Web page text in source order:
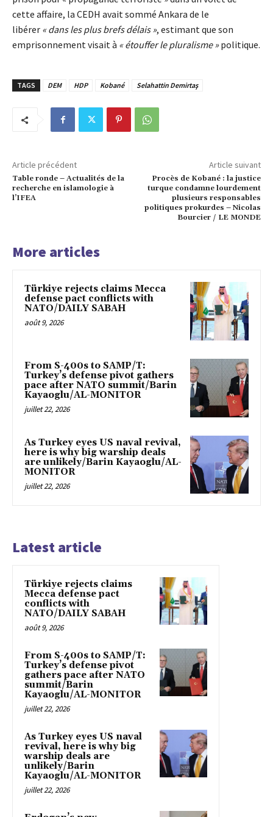
cette affaire, la CEDH avait sommé Ankara de le
libérer « dans les plus brefs délais », estimant que son
emprisonnement visait à « étouffer le pluralisme »politique.
TAGS DEM HDP Kobané Selahattin Demirtaş
Article précédent
Table ronde – Actualités de la
recherche en islamologie à
l’IFEA
Article suivant
Procès de Kobané : la justice
turque condamne lourdement
plusieurs responsables
politiques prokurdes – Nicolas
Bourcier / LE MONDE
More articles
Türkiye rejects claims Mecca
defense pact conflicts with
NATO/DAILY SABAH
août 9, 2026
From S-400s to SAMP/T:
Turkey’s defense pivot gathers
pace after NATO summit/Barin
Kayaoglu/AL-MONITOR
juillet 22, 2026
As Turkey eyes US naval revival,
here is why big warship deals
are unlikely/Barin Kayaoglu/AL-
MONITOR
juillet 22, 2026
Latest article
Türkiye rejects claims
Mecca defense pact
conflicts with
NATO/DAILY SABAH
août 9, 2026
From S-400s to SAMP/T:
Turkey’s defense pivot
gathers pace after NATO
summit/Barin
Kayaoglu/AL-MONITOR
juillet 22, 2026
As Turkey eyes US naval
revival, here is why big
warship deals are
unlikely/Barin
Kayaoglu/AL-MONITOR
juillet 22, 2026